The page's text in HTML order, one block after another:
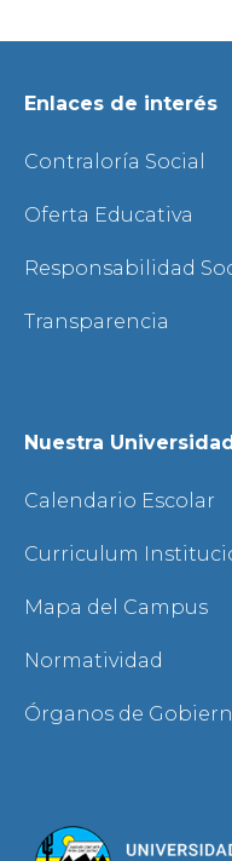
Enlaces de interés
Contraloría Social
Oferta Educativa
Responsabilidad
Transparencia
Nuestra
Calendario Escolar
Curriculum
Mapa del Campus
Normatividad
Órganos de